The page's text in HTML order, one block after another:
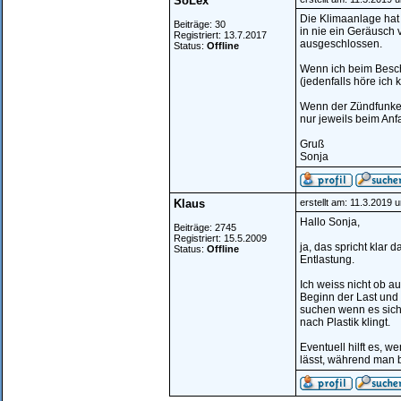
Beiträge: 30
Registriert: 13.7.2017
Status: Offline
Die Klimaanlage
in nie ein Geräusch
ausgeschlossen.
Wenn ich beim
(jedenfalls höre ich
Wenn der
nur jeweils beim
Gruß
Sonja
Klaus
Beiträge: 2745
Registriert: 15.5.2009
Status: Offline
erstellt am: 11.3.2019
Hallo Sonja,
ja, das spricht klar
Entlastung.
Ich weiss nicht ob
Beginn der Last
suchen wenn es
nach Plastik klingt.
Eventuell hilft es,
lässt, während man